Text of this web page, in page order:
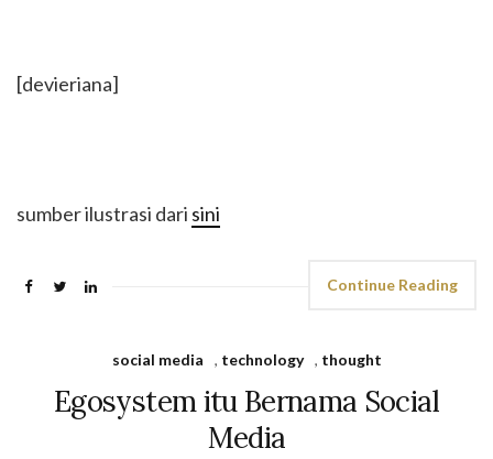
[devieriana]
sumber ilustrasi dari sini
Continue Reading
social media , technology , thought
Egosystem itu Bernama Social
Media